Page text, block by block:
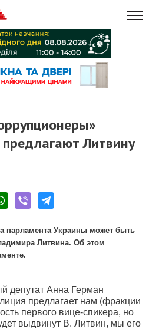
Литвину
парламента Украины может быть
Литвина. Об этом
депутат Анна Герман
предлагает нам (фракции
первого вице-спикера, но
выдвинут В. Литвин, мы его